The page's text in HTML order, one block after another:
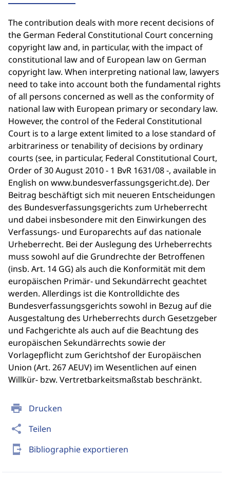
print Drucken
share Teilen
send_to_mobile Bibliographie exportieren
The contribution deals with more recent decisions of
the German Federal Constitutional Court concerning
copyright law and, in particular, with the impact of
constitutional law and of European law on German
copyright law. When interpreting national law, lawyers
need to take into account both the fundamental rights
of all persons concerned as well as the conformity of
national law with European primary or secondary law.
However, the control of the Federal Constitutional
Court is to a large extent limited to a lose standard of
arbitrariness or tenability of decisions by ordinary
courts (see, in particular, Federal Constitutional Court,
Order of 30 August 2010 - 1 BvR 1631/08 -, available in
English on www.bundesverfassungsgericht.de). Der
Beitrag beschäftigt sich mit neueren Entscheidungen
des Bundesverfassungsgerichts zum Urheberrecht
und dabei insbesondere mit den Einwirkungen des
Verfassungs- und Europarechts auf das nationale
Urheberrecht. Bei der Auslegung des Urheberrechts
muss sowohl auf die Grundrechte der Betroffenen
(insb. Art. 14 GG) als auch die Konformität mit dem
europäischen Primär- und Sekundärrecht geachtet
werden. Allerdings ist die Kontrolldichte des
Bundesverfassungsgerichts sowohl in Bezug auf die
Ausgestaltung des Urheberrechts durch Gesetzgeber
und Fachgerichte als auch auf die Beachtung des
europäischen Sekundärrechts sowie der
Vorlagepflicht zum Gerichtshof der Europäischen
Union (Art. 267 AEUV) im Wesentlichen auf einen
Willkür- bzw. Vertretbarkeitsmaßstab beschränkt.